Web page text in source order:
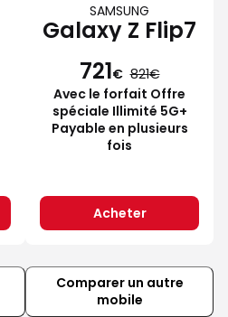
SAMSUNG
Galaxy Z Flip7
721€ 821
Avec le forfait Offre
spéciale Illimité 5G+
Payable en plusieurs
fois
Acheter
Comparer un autre
mobile